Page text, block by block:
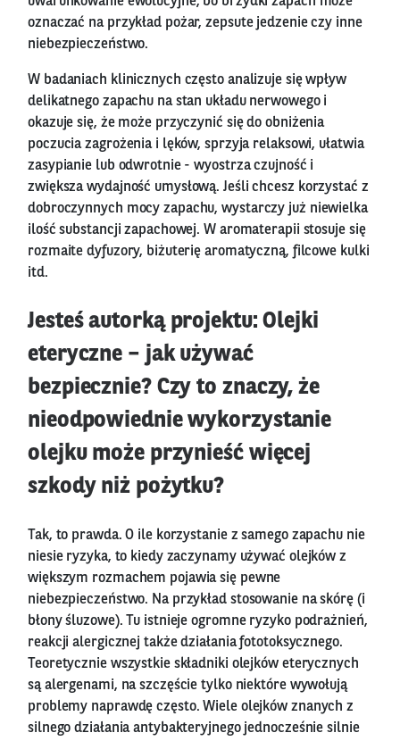
oznaczać na przykład pożar, zepsute jedzenie czy inne
niebezpieczeństwo.
W badaniach klinicznych często analizuje się wpływ
delikatnego zapachu na stan układu nerwowego i
okazuje się, że może przyczynić się do obniżenia
poczucia zagrożenia i lęków, sprzyja relaksowi, ułatwia
zasypianie lub odwrotnie - wyostrza czujność i
zwiększa wydajność umysłową. Jeśli chcesz korzystać z
dobroczynnych mocy zapachu, wystarczy już niewielka
ilość substancji zapachowej. W aromaterapii stosuje się
rozmaite dyfuzory, biżuterię aromatyczną, filcowe kulki
itd.
Jesteś autorką projektu: Olejki
eteryczne – jak używać
bezpiecznie? Czy to znaczy, że
nieodpowiednie wykorzystanie
olejku może przynieść więcej
szkody niż pożytku?
Tak, to prawda. O ile korzystanie z samego zapachu nie
niesie ryzyka, to kiedy zaczynamy używać olejków z
większym rozmachem pojawia się pewne
niebezpieczeństwo. Na przykład stosowanie na skórę (i
błony śluzowe). Tu istnieje ogromne ryzyko podrażnień,
reakcji alergicznej także działania fototoksycznego.
Teoretycznie wszystkie składniki olejków eterycznych
są alergenami, na szczęście tylko niektóre wywołują
problemy naprawdę często. Wiele olejków znanych z
silnego działania antybakteryjnego jednocześnie silnie